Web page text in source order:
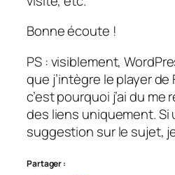
Bonne écoute !
PS : visiblement,
que j’intègre le player de
c’est pourquoi j’ai du me
des liens uniquement. Si
suggestion sur le sujet,
Partager :